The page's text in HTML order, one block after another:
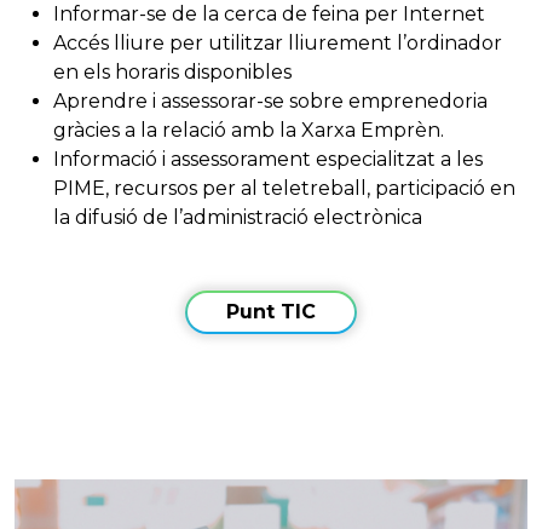
Informar-se de la cerca de feina per Internet
Accés lliure per utilitzar lliurement l’ordinador
en els horaris disponibles
Aprendre i assessorar-se sobre emprenedoria
gràcies a la relació amb la Xarxa Emprèn.
Informació i assessorament especialitzat a les
PIME, recursos per al teletreball, participació en
la difusió de l’administració electrònica
Punt TIC